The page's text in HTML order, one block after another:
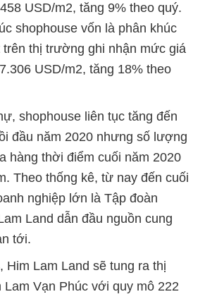
USD/m2, tăng 9% theo quý.
shophouse vốn là phân khúc
trên thị trường ghi nhận mức giá
USD/m2, tăng 18% theo
shophouse liên tục tăng đến
đầu năm 2020 nhưng số lượng
hàng thời điểm cuối năm 2020
Theo thống kê, từ nay đến cuối
nghiệp lớn là Tập đoàn
Land dẫn đầu nguồn cung
tới.
Him Lam Land sẽ tung ra thị
Vạn Phúc với quy mô 222